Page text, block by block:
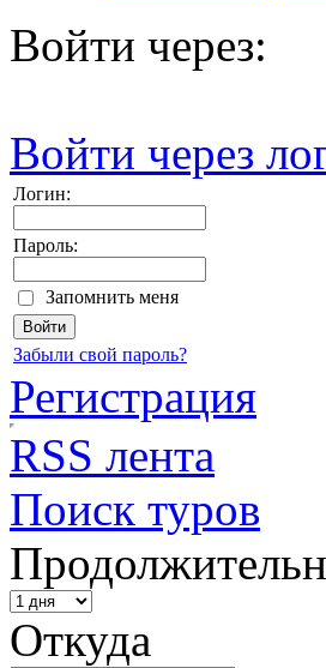
Войти через:
Войти через
Логин:
Пароль:
Запомнить меня
Забыли свой пароль?
Регистрация
RSS лента
Поиск туров
Откуда